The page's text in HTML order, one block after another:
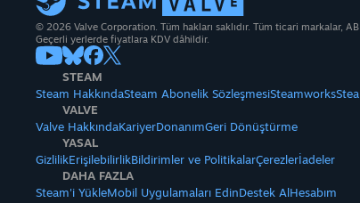
© 2026 Valve Corporation. Tüm hakları saklıdır. Tüm ticari markalar,
Geçerli yerlerde fiyatlara KDV dâhildir.
STEAM
Steam HakkındaSteam Abonelik SözleşmesiSteamworks
VALVE
Valve HakkındaKariyerDonanımGeri Dönüştürme
YASAL
GizlilikErişilebilirlikBildirimler ve PolitikalarÇerezlerİadeler
DAHA FAZLA
Steam'i YükleMobil Uygulamaları EdinDestek AlHesabım